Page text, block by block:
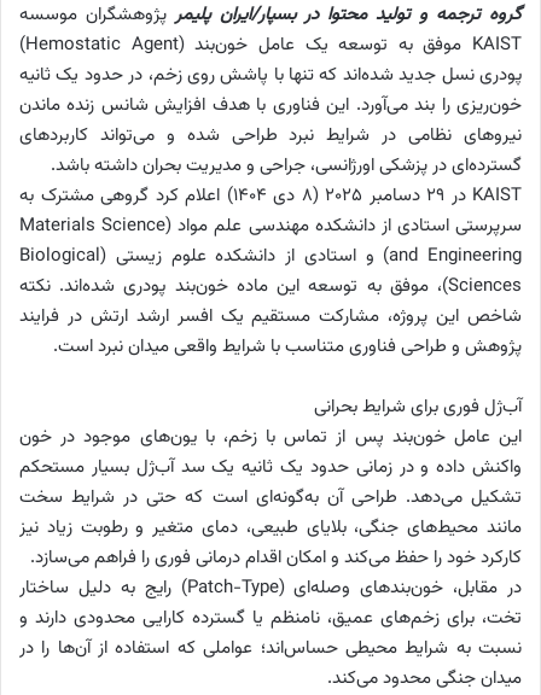
گروه ترجمه و تولید محتوا در بسپار/ایران پلیمر پژوهشگران موسسه
KAIST موفق به توسعه یک عامل خون‌بند (Hemostatic Agent)
پودری نسل جدید شده‌اند که تنها با پاشش روی زخم، در حدود یک ثانیه
خون‌ریزی را بند می‌آورد. این فناوری با هدف افزایش شانس زنده ماندن
نیروهای نظامی در شرایط نبرد طراحی شده و می‌تواند کاربردهای
گسترده‌ای در پزشکی اورژانسی، جراحی و مدیریت بحران داشته باشد.
KAIST در ۲۹ دسامبر ۲۰۲۵ (۸ دی ۱۴۰۴) اعلام کرد گروهی مشترک به
سرپرستی استادی از دانشکده مهندسی علم مواد (Materials Science
and Engineering) و استادی از دانشکده علوم زیستی (Biological
Sciences)، موفق به توسعه این ماده خون‌بند پودری شده‌اند. نکته
شاخص این پروژه، مشارکت مستقیم یک افسر ارشد ارتش در فرایند
پژوهش و طراحی فناوری متناسب با شرایط واقعی میدان نبرد است.
آب‌ژل فوری برای شرایط بحرانی
این عامل خون‌بند پس از تماس با زخم، با یون‌های موجود در خون
واکنش داده و در زمانی حدود یک ثانیه یک سد آب‌ژل بسیار مستحکم
تشکیل می‌دهد. طراحی آن به‌گونه‌ای است که حتی در شرایط سخت
مانند محیط‌های جنگی، بلایای طبیعی، دمای متغیر و رطوبت زیاد نیز
کارکرد خود را حفظ می‌کند و امکان اقدام درمانی فوری را فراهم می‌سازد.
در مقابل، خون‌بند‌های وصله‌ای (Patch-Type) رایج به دلیل ساختار
تخت، برای زخم‌های عمیق، نامنظم یا گسترده کارایی محدودی دارند و
نسبت به شرایط محیطی حساس‌اند؛ عواملی که استفاده از آن‌ها را در
میدان جنگی محدود می‌کند.